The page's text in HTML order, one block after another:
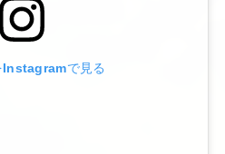
Instagramで見る